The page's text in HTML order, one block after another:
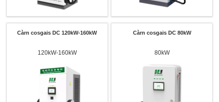
Càrn cosgais DC 120kW-160kW
120kW-160kW
Càrn cosgais DC 80kW
80kW